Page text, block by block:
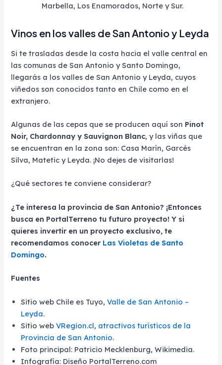
Marbella, Los Enamorados, Norte y Sur.
Vinos en los valles de San Antonio y Leyda
Si te trasladas desde la costa hacia el valle central en
las comunas de San Antonio y Santo Domingo,
llegarás a los valles de San Antonio y Leyda, cuyos
viñedos son conocidos tanto en Chile como en el
extranjero.
Algunas de las cepas que se producen aquí son Pinot
Noir, Chardonnay y Sauvignon Blanc, y las viñas que
se encuentran en la zona son: Casa Marín, Garcés
Silva, Matetic y Leyda. ¡No dejes de visitarlas!
¿Qué sectores te conviene considerar?
¿Te interesa la provincia de San Antonio? ¡Entonces
busca en PortalTerreno tu futuro proyecto! Y si
quieres invertir en un proyecto exclusivo, te
recomendamos conocer Las Violetas de Santo
Domingo.
Fuentes
Sitio web Chile es Tuyo,Valle de San Antonio –
Leyda.
Sitio webVRegion.cl, atractivos turísticos de la
Provincia de San Antonio.
Foto principal: Patricio Mecklenburg, Wikimedia.
Infografía: Diseño PortalTerreno.com